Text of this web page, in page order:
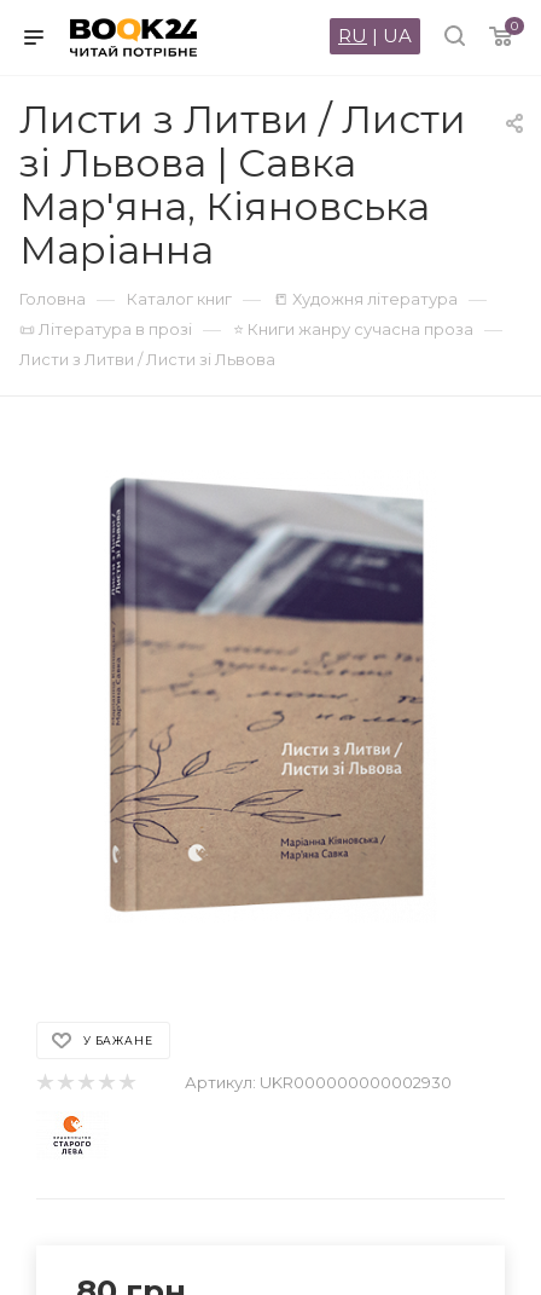
0
RU | UA
Листи з Литви / Листи
зі Львова | Савка
Мар'яна, Кiяновська
Марiанна
Головна — Каталог книг — 📒 Художня література —
📜 Література в прозі — ⭐ Книги жанру сучасна проза —
Листи з Литви / Листи зі Львова
У БАЖАНЕ
Артикул: UKR000000000002930